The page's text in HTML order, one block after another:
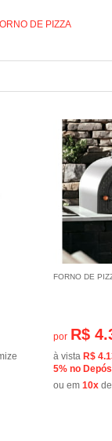
DE PIZZA
FORNO DE
por R$
à vista R$
5% no
ou em 10x de